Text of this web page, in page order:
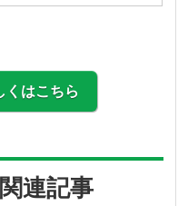
くはこちら
連記事